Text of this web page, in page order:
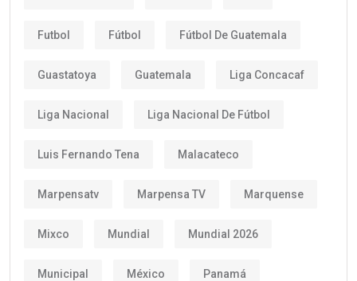
Futbol Fútbol Fútbol De Guatemala
Guastatoya Guatemala Liga Concacaf
Liga Nacional Liga Nacional De Fútbol
Luis Fernando Tena Malacateco
Marpensatv Marpensa TV Marquense
Mixco Mundial Mundial 2026
Municipal México Panamá